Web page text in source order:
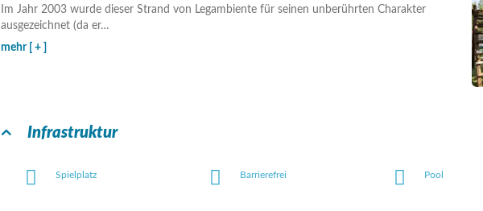
Im Jahr 2003 wurde dieser Strand von Legambiente für seinen unberührten Charakter
ausgezeichnet (da er…
mehr [ + ]
Infrastruktur
Spielplatz Barrierefrei Pool